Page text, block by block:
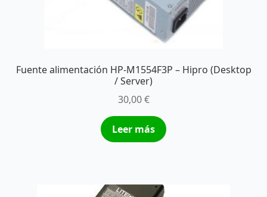
Fuente alimentación HP-M1554F3P – Hipro (Desktop
/ Server)
30,00€
Leer más